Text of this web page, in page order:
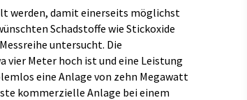
werden, damit einerseits möglichst
Schadstoffe wie Stickoxide
untersucht. Die
vier Meter hoch ist und eine Leistung
eine Anlage von zehn Megawatt
kommerzielle Anlage bei einem